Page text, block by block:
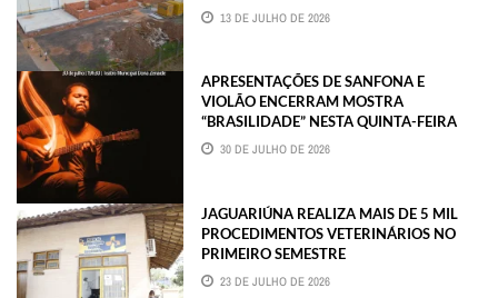
13 DE JULHO DE 2026
APRESENTAÇÕES DE SANFONA E
VIOLÃO ENCERRAM MOSTRA
“BRASILIDADE” NESTA QUINTA-FEIRA
30 DE JULHO DE 2026
JAGUARIÚNA REALIZA MAIS DE 5 MIL
PROCEDIMENTOS VETERINÁRIOS NO
PRIMEIRO SEMESTRE
23 DE JULHO DE 2026